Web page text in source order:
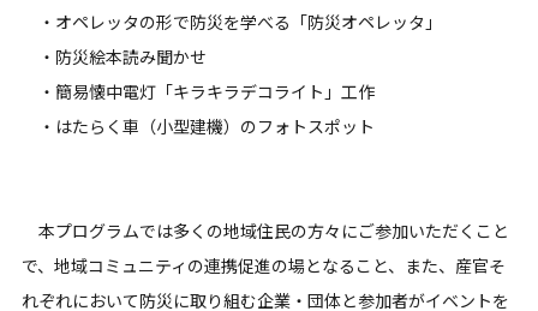
・オペレッタの形で防災を学べる「防災オペレッタ」
・防災絵本読み聞かせ
・簡易懐中電灯「キラキラデコライト」工作
・はたらく車（小型建機）のフォトスポット
本プログラムでは多くの地域住民の方々にご参加いただくこと
で、地域コミュニティの連携促進の場となること、また、産官そ
れぞれにおいて防災に取り組む企業・団体と参加者がイベントを